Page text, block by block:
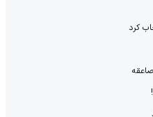
کرد